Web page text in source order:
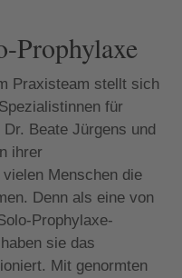
Prophylaxe
Praxisteam stellt sich
für
Beate Jürgens und
ihrer
Menschen die
Denn als eine von
Prophylaxe-
sie das
Mit genormten